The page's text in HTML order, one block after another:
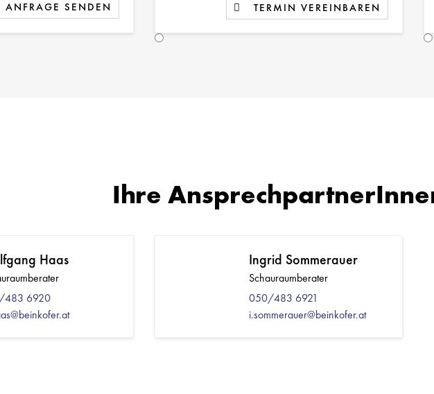
ANFRAGE SENDEN
TERMIN VEREINBAREN
Ihre
Haas
6920
Ingrid Sommerauer
Schauraumberater
050/483 6921
i.sommerauer@beinkofer.at